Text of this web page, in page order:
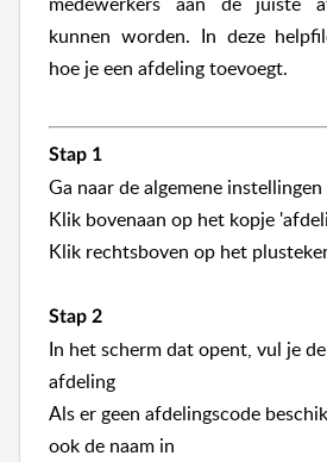
kunnen worden. In deze
hoe je een afdeling toevoegt.
Stap 1
Ga naar de algemene
Klik bovenaan op het kopje
Klik rechtsboven op het
Stap 2
In het scherm dat opent, vul je
afdeling
Als er geen afdelingscode
ook de naam in